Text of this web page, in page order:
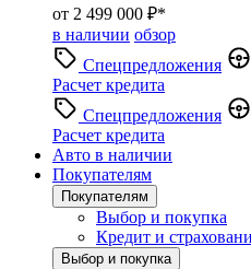
от 2 499 000 ₽*
в наличии обзор
Спецпредложения
Расчет кредита
Спецпредложения
Расчет кредита
Авто в наличии
Покупателям
Покупателям
Выбор и покупка
Кредит и
Выбор и покупка